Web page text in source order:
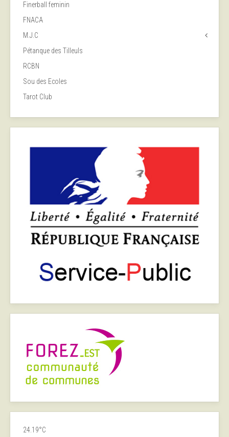
Finerball feminin
FNACA
M.J.C
Pétanque des Tilleuls
RCBN
Sou des Ecoles
Tarot Club
24.19°C